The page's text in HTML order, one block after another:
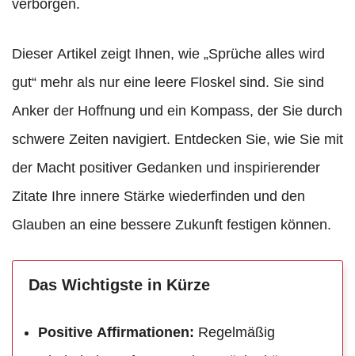
verborgen.
Dieser Artikel zeigt Ihnen, wie „Sprüche alles wird
gut“ mehr als nur eine leere Floskel sind. Sie sind
Anker der Hoffnung und ein Kompass, der Sie durch
schwere Zeiten navigiert. Entdecken Sie, wie Sie mit
der Macht positiver Gedanken und inspirierender
Zitate Ihre innere Stärke wiederfinden und den
Glauben an eine bessere Zukunft festigen können.
Das Wichtigste in Kürze
Positive Affirmationen: Regelmäßig